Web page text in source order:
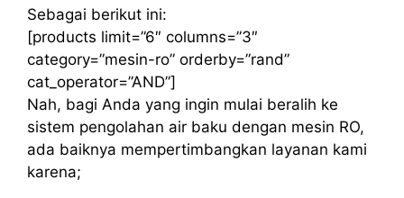
Sebagai berikut ini:
[products limit=”6″ columns=”3″
category=”mesin-ro” orderby=”rand”
cat_operator=”AND”]
Nah, bagi Anda yang ingin mulai beralih ke
sistem pengolahan air baku dengan mesin RO,
ada baiknya mempertimbangkan layanan kami
karena;